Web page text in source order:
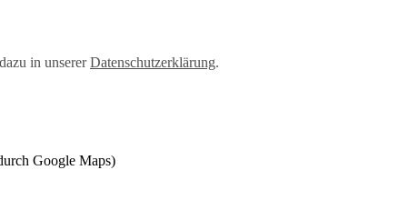
in unsererDatenschutzerklärung.
Google Maps)